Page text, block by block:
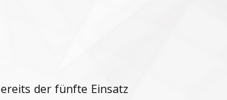
der fünfte Einsatz